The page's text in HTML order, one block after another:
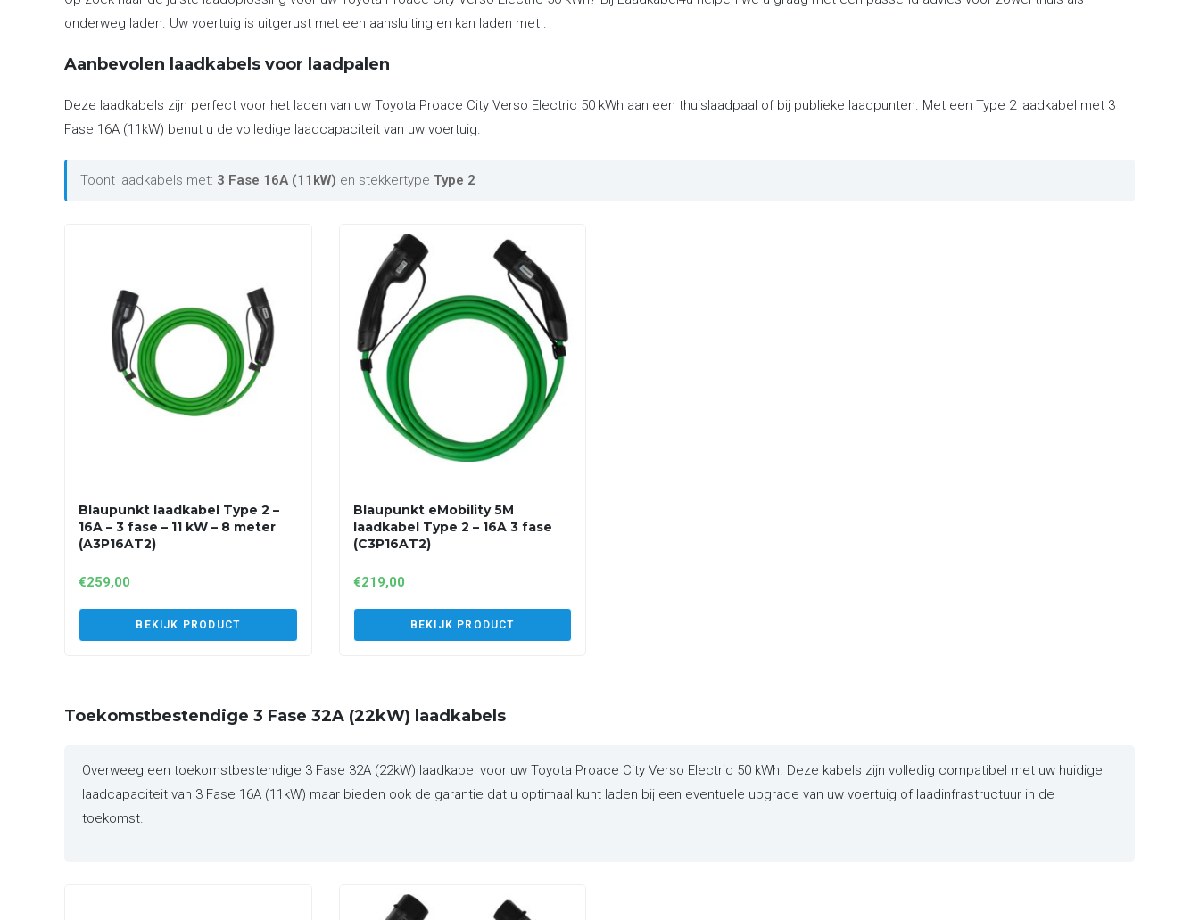
onderweg laden. Uw voertuig is uitgerust met een aansluiting en kan laden met .
Aanbevolen laadkabels voor laadpalen
Deze laadkabels zijn perfect voor het laden van uw Toyota Proace City Verso Electric 50 kWh aan een thuislaadpaal of bij publieke laadpunten. Met een Type 2 laadkabel met 3
Fase 16A (11kW) benut u de volledige laadcapaciteit van uw voertuig.
Toont laadkabels met: 3 Fase 16A (11kW) en stekkertype Type 2
Blaupunkt laadkabel Type 2 –
16A – 3 fase – 11 kW – 8 meter
(A3P16AT2)
€259,00
BEKIJK PRODUCT
Blaupunkt eMobility 5M
laadkabel Type 2 – 16A 3 fase
(C3P16AT2)
€219,00
BEKIJK PRODUCT
Toekomstbestendige 3 Fase 32A (22kW) laadkabels
Overweeg een toekomstbestendige 3 Fase 32A (22kW) laadkabel voor uw Toyota Proace City Verso Electric 50 kWh. Deze kabels zijn volledig compatibel met uw huidige
laadcapaciteit van 3 Fase 16A (11kW) maar bieden ook de garantie dat u optimaal kunt laden bij een eventuele upgrade van uw voertuig of laadinfrastructuur in de
toekomst.